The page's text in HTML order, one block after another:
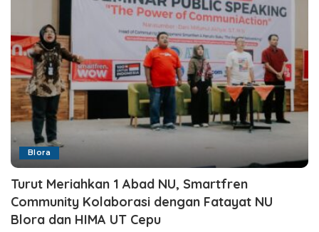
Blora
Turut Meriahkan 1 Abad NU, Smartfren
Community Kolaborasi dengan Fatayat NU
Blora dan HIMA UT Cepu